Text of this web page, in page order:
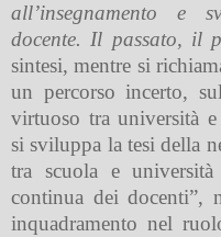
all’insegnamento e
docente. Il passato, il
sintesi, mentre si
un percorso incerto,
virtuoso tra università
si sviluppa la tesi della
tra scuola e
continua dei docenti”,
inquadramento nel